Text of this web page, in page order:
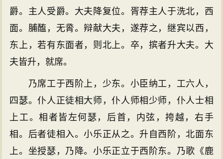
爵。主人受爵。大夫降复位。胥荐主人于洗北，西
面。脯醢，无脀。辩献大夫，遂荐之，继宾以西，
东上，若有东面者，则北上。卒，摈者升大夫。大
夫皆升，就席。
乃席工于西阶上，少东。小臣纳工，工六人，
四瑟。仆人正徒相大师，仆人师相少师，仆人士相
上工。相者皆左何瑟，后首，内弦，挎越，右手
相。后者徒相入。小乐正从之。升自西阶，北面东
上。坐授瑟，乃降。小乐正立于西阶东。乃歌《鹿